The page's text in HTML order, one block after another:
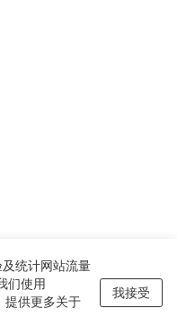
统计网站流量
们使用
提供更多关于
我接受